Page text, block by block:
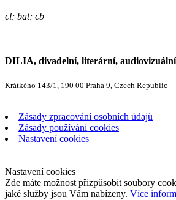
cl; bat; cb
DILIA, divadelní, literární, audiovizuální
Krátkého 143/1, 190 00 Praha 9, Czech Republic
Zásady zpracování osobních údajů
Zásady používání cookies
Nastavení cookies
Nastavení cookies
Zde máte možnost přizpůsobit soubory
jaké služby jsou Vám nabízeny. Více